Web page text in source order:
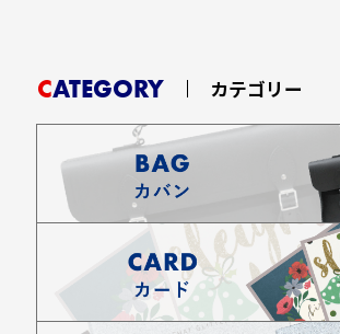
CATEGORY カテゴリー